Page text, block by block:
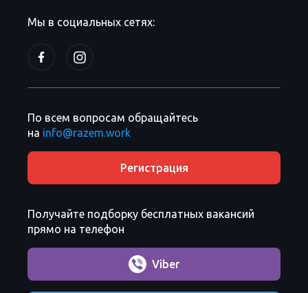
Мы в социальных сетях:
По всем вопросам обращайтесь
на info@razem.work
Регистрация
Получайте подборку бесплатных вакансий
прямо на телефон
Viber